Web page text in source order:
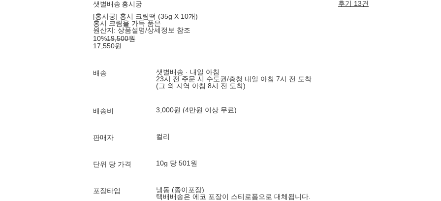
샛별배송 홍시궁
후기 13건
[홍시궁] 홍시 크림떡 (35g X 10개)
홍시 크림을 가득 품은
원산지: 상품설명/상세정보 참조
10%19,500원
17,550원
배송
샛별배송 · 내일 아침
23시 전 주문 시 수도권/충청 내일 아침 7시 전 도착
(그 외 지역 아침 8시 전 도착)
배송비 3,000원 (4만원 이상 무료)
판매자 컬리
단위 당 가격 10g 당 501원
포장타입
냉동 (종이포장)
택배배송은 에코 포장이 스티로폼으로 대체됩니다.